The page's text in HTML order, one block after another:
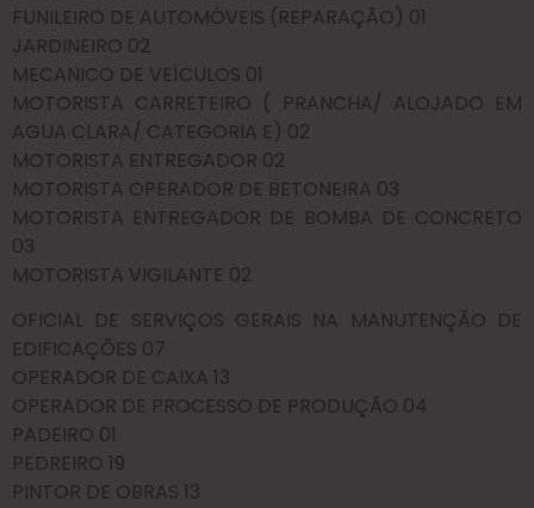
FUNILEIRO DE AUTOMÓVEIS (REPARAÇÃO) 01
JARDINEIRO 02
MECANICO DE VEÍCULOS 01
MOTORISTA CARRETEIRO ( PRANCHA/ ALOJADO EM
AGUA CLARA/ CATEGORIA E) 02
MOTORISTA ENTREGADOR 02
MOTORISTA OPERADOR DE BETONEIRA 03
MOTORISTA ENTREGADOR DE BOMBA DE CONCRETO
03
MOTORISTA VIGILANTE 02
OFICIAL DE SERVIÇOS GERAIS NA MANUTENÇÃO DE
EDIFICAÇÕES 07
OPERADOR DE CAIXA 13
OPERADOR DE PROCESSO DE PRODUÇÃO 04
PADEIRO 01
PEDREIRO 19
PINTOR DE OBRAS 13